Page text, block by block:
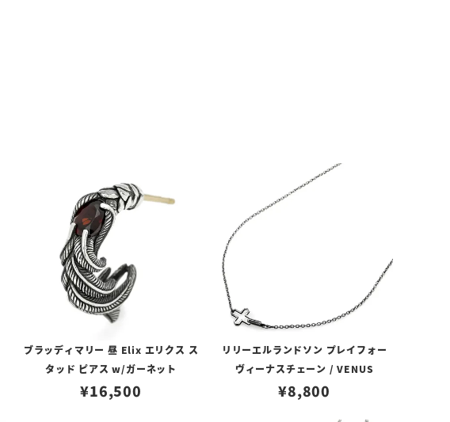
ブラッディマリー 昼 Elix エリクス ス
タッド ピアス w/ガーネット
¥16,500
リリーエルランドソン プレイフォー
ヴィーナスチェーン / VENUS
¥8,800